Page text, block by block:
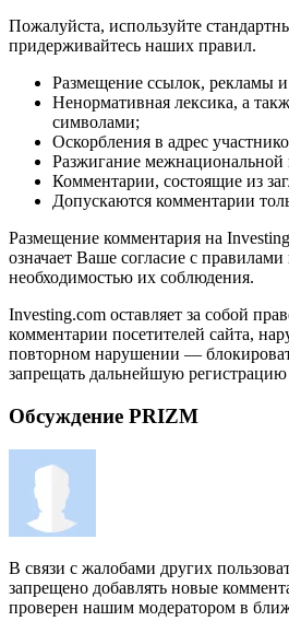
Пожалуйста, используйте
придерживайтесь наших правил.
Размещение ссылок, рекламы
Ненормативная лексика, а
символами;
Оскорбления в адрес
Разжигание межнациональной
Комментарии, состоящие из
Допускаются комментарии
Размещение комментария на
означает Ваше согласие с
необходимостью их соблюдения.
Investing.com оставляет за собой
комментарии посетителей сайта,
повторном нарушении —
запрещать дальнейшую
Обсуждение PRIZM
В связи с жалобами других
запрещено добавлять новые
проверен нашим модератором в